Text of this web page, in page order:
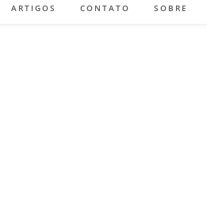
ARTIGOS CONTATO SOBRE